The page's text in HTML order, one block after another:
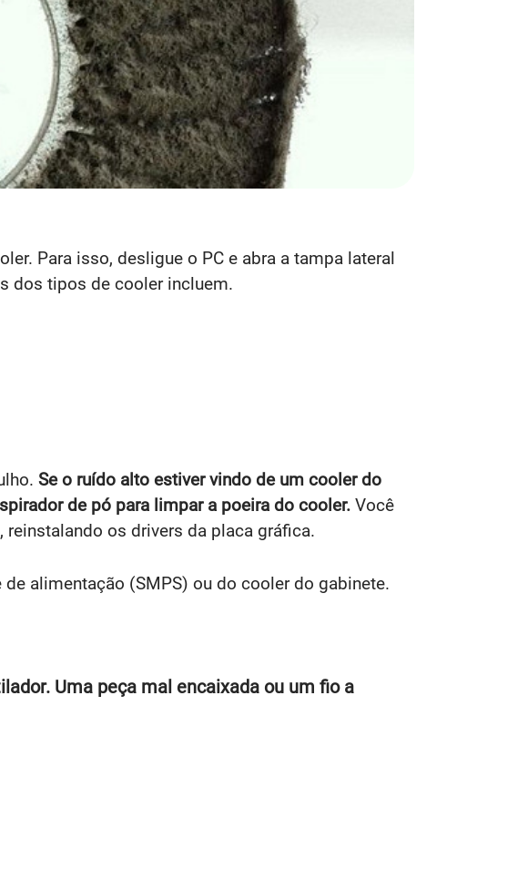
Para isso, desligue o PC e abra a tampa lateral
dos tipos de cooler incluem.
Se o ruído alto estiver vindo de um cooler do
de pó para limpar a poeira do cooler. Você
os drivers da placa gráfica.
alimentação (SMPS) ou do cooler do gabinete.
Uma peça mal encaixada ou um fio a